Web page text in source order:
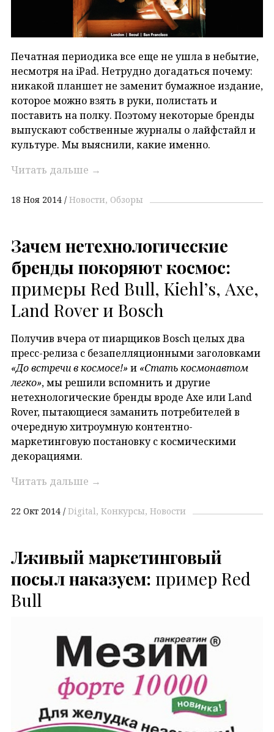
Печатная периодика все еще не ушла в небытие,
несмотря на iPad. Нетрудно догадаться почему:
никакой планшет не заменит бумажное издание,
которое можно взять в руки, полистать и
поставить на полку. Поэтому некоторые бренды
выпускают собственные журналы о лайфстайл и
культуре. Мы выяснили, какие именно.
Читать дальше →
18 Ноя 2014 Новости Обзоры
Зачем нетехнологические
бренды покоряют космос:
примеры Red Bull, Kiehl’s, Ахе,
Land Rover и Bosch
Получив вчера от пиарщиков Bosch целых два
пресс-релиза с безапелляционными заголовками
«До встречи в космосе!»и «Стать космонавтом
легко», мы решили вспомнить и другие
нетехнологические бренды вроде Аxe или Land
Rover, пытающиеся заманить потребителей в
очередную хитроумную контентно-
маркетинговую постановку с космическими
декорациями.
Читать дальше →
22 Окт 2014 Digital Конкурсы Новости
Лживый маркетинговый
посыл наказуем: пример Red
Bull